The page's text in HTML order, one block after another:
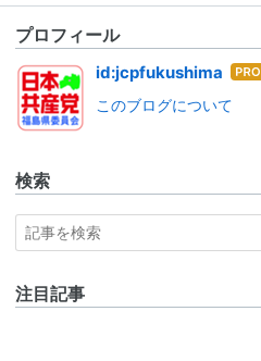
プロフィール
id:jcpfukushima はて
このブログについて
検索
注目記事